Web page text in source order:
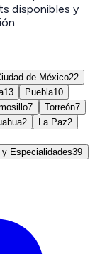
disponibles y
de México22
13 Puebla10
7 Torreón7
2 La Paz2
y Especialidades39